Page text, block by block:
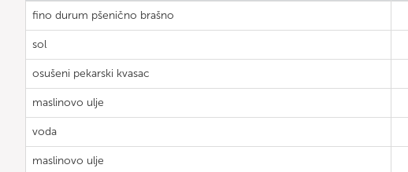
fino durum pšenično brašno
sol
osušeni pekarski kvasac
maslinovo ulje
voda
maslinovo ulje